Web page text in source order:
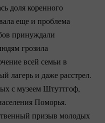
доля коренного
еще и проблема
принуждали
грозила
всей семьи в
лагерь и даже расстрел.
с музеем Штуттгоф,
Поморья.
призыв молодых